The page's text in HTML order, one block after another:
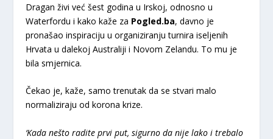
Dragan živi već šest godina u Irskoj, odnosno u
Waterfordu i kako kaže za Pogled.ba, davno je
pronašao inspiraciju u organiziranju turnira iseljenih
Hrvata u dalekoj Australiji i Novom Zelandu. To mu je
bila smjernica.
Čekao je, kaže, samo trenutak da se stvari malo
normaliziraju od korona krize.
‘Kada nešto radite prvi put, sigurno da nije lako i trebalo